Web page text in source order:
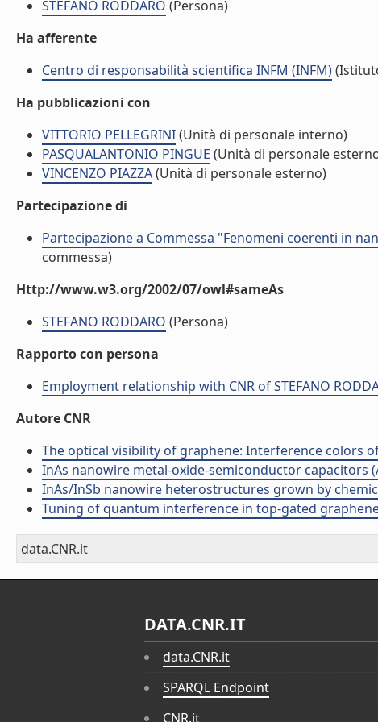
STEFANO RODDARO (Persona)
Ha afferente
Centro di responsabilità scientifica INFM (INFM)
Ha pubblicazioni con
VITTORIO PELLEGRINI(Unità di personale interno)
PASQUALANTONIO PINGUE (Unità di personale
VINCENZO PIAZZA(Unità di personale esterno)
Partecipazione di
Partecipazione a Commessa "Fenomeni coerenti in
commessa)
Http://www.w3.org/2002/07/owl#sameAs
STEFANO RODDARO (Persona)
Rapporto con persona
Employment relationship with CNR of STEFANO
Autore CNR
The optical visibility of graphene: Interference colors
InAs nanowire metal-oxide-semiconductor capacitors
InAs/InSb nanowire heterostructures grown by
Tuning of quantum interference in top-gated
data.CNR.it
DATA.CNR.IT
data.CNR.it
SPARQL Endpoint
CNR.it